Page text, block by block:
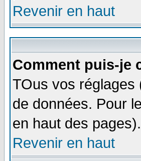
Revenir en haut
Comment puis-je
TOus vos réglages
de données. Pour
en haut des
Revenir en haut